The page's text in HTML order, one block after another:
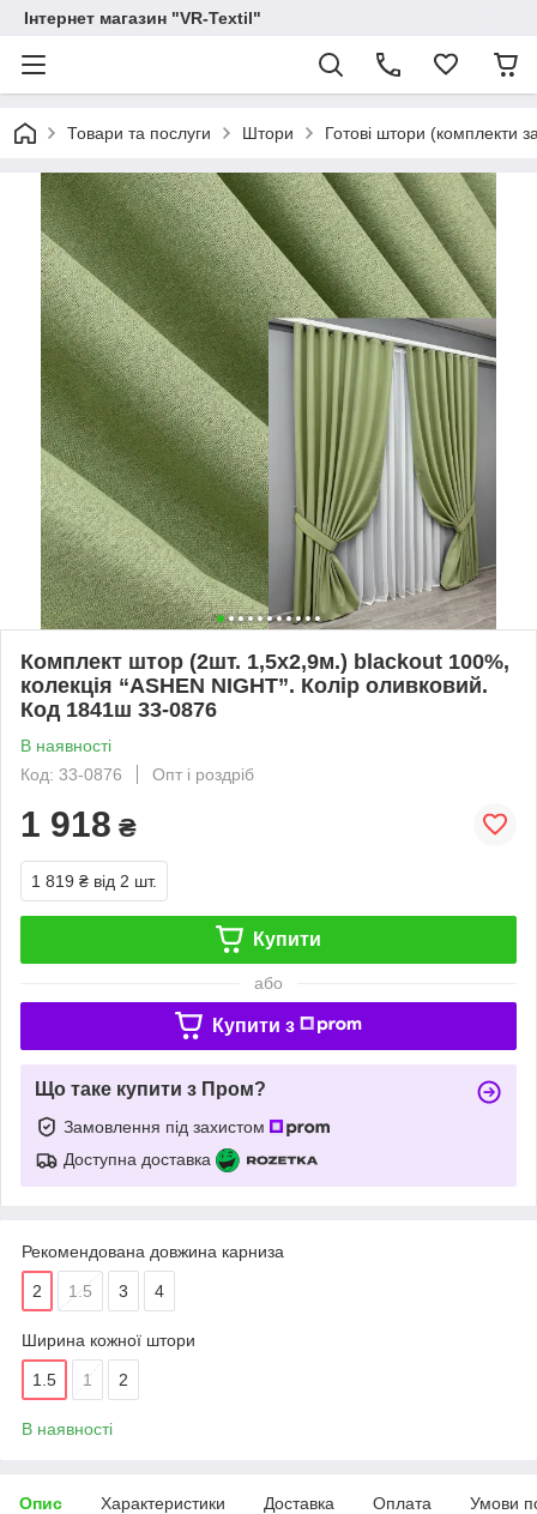
Інтернет магазин "VR-Textil"
Товари та послуги Штори Готові штори (комплекти
Комплект штор (2шт. 1,5х2,9м.) blackout 100%,
колекція “ASHEN NIGHT”. Колір оливковий.
Код 1841ш 33-0876
В наявності
Код: 33-0876
Опт і роздріб
1 918 ₴
1 819 ₴ від 2 шт.
Купити
або
Купити з
Що таке купити з Пром?
Замовлення під захистом
Доступна доставка
Рекомендована довжина карниза
2 1.5 3 4
Ширина кожної штори
1.5 1 2
В наявності
Опис Характеристики Доставка Оплата Умови